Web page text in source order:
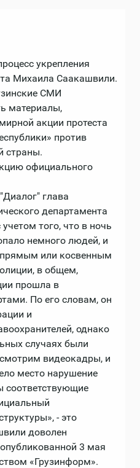
укрепления
Михаила Саакашвили.
СМИ
материалы,
акции протеста
против
страны.
официального
глава
департамента
того, что в ночь
немного людей, и
или косвенным
в общем,
прошла в
По его словам, он
и
однако
случаях были
видеокадры, и
место нарушение
соответствующие
- это
доволен
3 мая
«Грузинформ».